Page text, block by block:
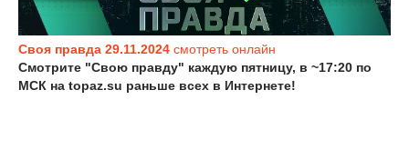
Своя правда 29.11.2024 смотреть онлайн
Смотрите "Свою правду" каждую пятницу, в ~17:20 по
МСК на topaz.su раньше всех в Интернете!